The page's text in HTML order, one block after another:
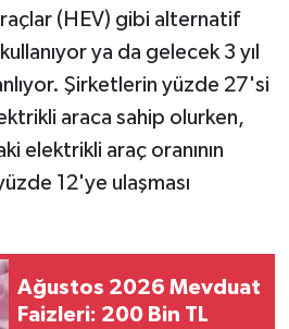
(HEV) gibi alternatif
ya da gelecek 3 yıl
Şirketlerin yüzde 27'si
araca sahip olurken,
elektrikli araç oranının
12'ye ulaşması
Ağustos 2026 Mevduat
Faizleri: 200 Bin TL